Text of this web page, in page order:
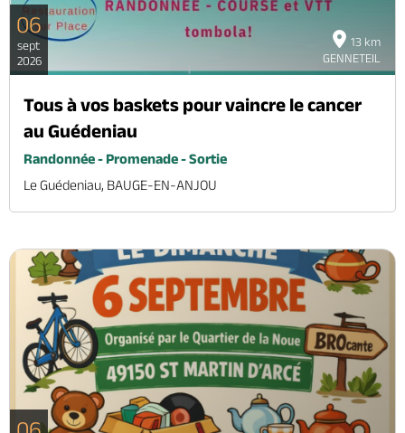
13 km
GENNETEIL
06
sept
2026
Tous à vos baskets pour vaincre le cancer
au Guédeniau
Randonnée - Promenade - Sortie
Le Guédeniau, BAUGE-EN-ANJOU